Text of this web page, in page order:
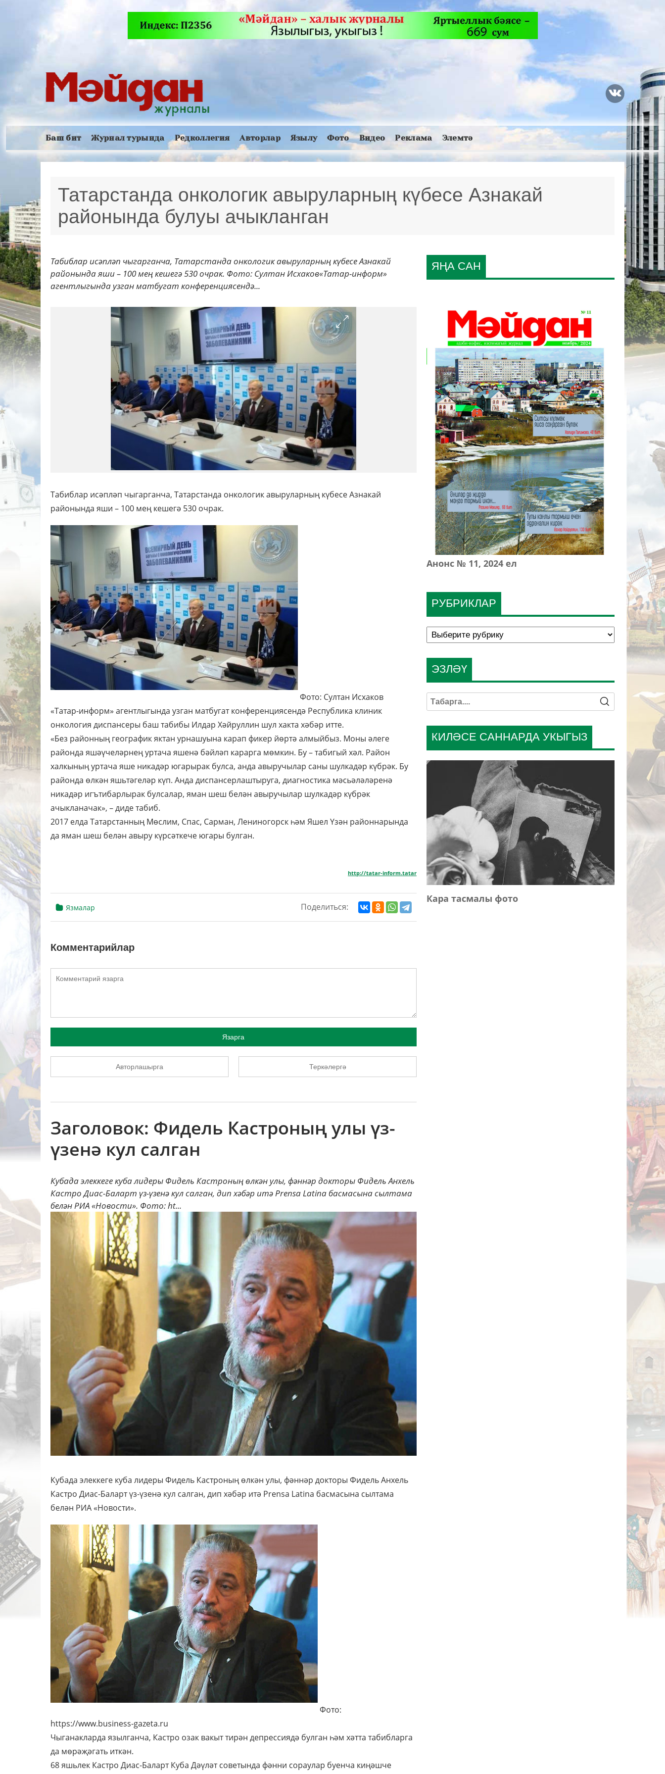
Баш бит Журнал турында Редколлегия Авторлар Язылу Фото Видео Реклама Элемтә
Татарстанда онкологик авыруларның күбесе Азнакай
районында булуы ачыкланган
Табиблар исәпләп чыгарганча, Татарстанда онкологик авыруларның күбесе Азнакай
районында яши – 100 мең кешегә 530 очрак. Фото: Султан Исхаков«Татар-информ»
агентлыгында узган матбугат конференциясендә...
Табиблар исәпләп чыгарганча, Татарстанда онкологик авыруларның күбесе Азнакай
районында яши – 100 мең кешегә 530 очрак.
Фото: Султан Исхаков
«Татар-информ» агентлыгында узган матбугат конференциясендә Республика клиник
онкология диспансеры баш табибы Илдар Хәйруллин шул хакта хәбәр итте.
«Без районның географик яктан урнашуына карап фикер йөртә алмыйбыз. Моны әлеге
районда яшәүчеләрнең уртача яшенә бәйләп карарга мөмкин. Бу – табигый хәл. Район
халкының уртача яше никадәр югарырак булса, анда авыручылар саны шулкадәр күбрәк. Бу
районда өлкән яшьтәгеләр күп. Анда диспансерлаштыруга, диагностика мәсьәләләренә
никадәр игътибарлырак булсалар, яман шеш белән авыручылар шулкадәр күбрәк
ачыкланачак», – диде табиб.
2017 елда Татарстанның Мөслим, Спас, Сарман, Лениногорск һәм Яшел Үзән районнарында
да яман шеш белән авыру күрсәткече югары булган.
http://tatar-inform.tatar
Язмалар Поделиться:
Комментарийлар
Язарга
Авторлашырга Теркәлергә
Заголовок: Фидель Кастроның улы үз-
үзенә кул салган
Кубада элеккеге куба лидеры Фидель Кастроның өлкән улы, фәннәр докторы Фидель Анхель
Кастро Диас-Баларт үз-үзенә кул салган, дип хәбәр итә Prensa Latina басмасына сылтама
белән РИА «Новости». Фото: ht...
Кубада элеккеге куба лидеры Фидель Кастроның өлкән улы, фәннәр докторы Фидель Анхель
Кастро Диас-Баларт үз-үзенә кул салган, дип хәбәр итә Prensa Latina басмасына сылтама
белән РИА «Новости».
Фото:
https://www.business-gazeta.ru
Чыганакларда язылганча, Кастро озак вакыт тирән депрессиядә булган һәм хәтта табибларга
да мөрәҗәгать иткән.
68 яшьлек Кастро Диас-Баларт Куба Дәүләт советында фәнни сораулар буенча киңәшче
РУБРИКЛАР
ЯҢА САН
Анонс № 11, 2024 ел
КИЛӘСЕ САННАРДА УКЫГЫЗ
Кара тасмалы фото
ЭЗЛӘҮ